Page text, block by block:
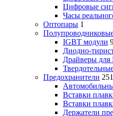
Цифровые
Часы
Оптопары 1
IGBT модули
Диодно-
Драйверы для
Предохранители
Вставки
Вставки
Держатели